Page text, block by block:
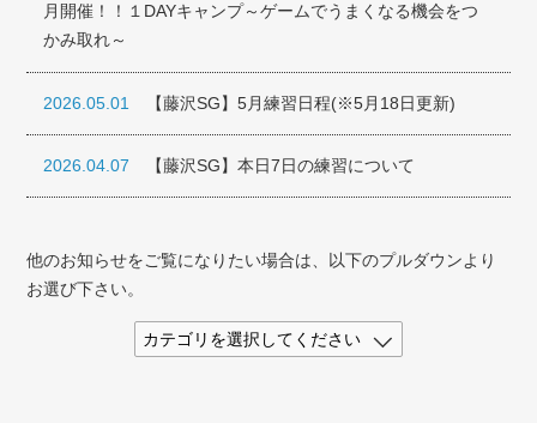
月開催！！１DAYキャンプ～ゲームでうまくなる機会をつ
かみ取れ～
2026.05.01 【藤沢SG】5月練習日程(※5月18日更新)
2026.04.07 【藤沢SG】本日7日の練習について
他のお知らせをご覧になりたい場合は、以下のプルダウンより
お選び下さい。